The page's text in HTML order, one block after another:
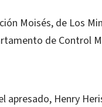
Moisés, de Los
de Control
apresado, Henry